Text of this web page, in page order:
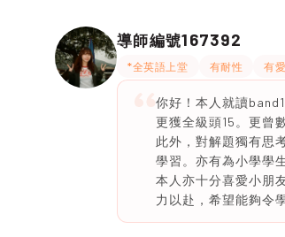
導師編號167392
*全英語上堂 有耐性 有
你好！本人就讀
更獲全級頭15。更曾
此外，對解題獨有思
學習。亦有為小學學
本人亦十分喜愛小朋
力以赴，希望能夠令